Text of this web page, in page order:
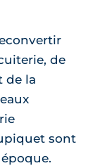
de
de la
sont